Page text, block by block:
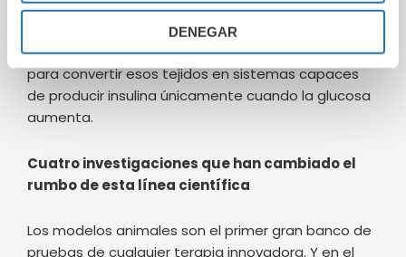
DENEGAR
Cuatro investigaciones que han cambiado el
rumbo de esta línea científica
Los modelos animales son el primer gran banco de
caso de la terapia génica para dt1, los resultados
que se están acumulando durante la última
mejoras sostenidas de glucemia, producir insulina
de forma estable y, en algunos casos, revertir de